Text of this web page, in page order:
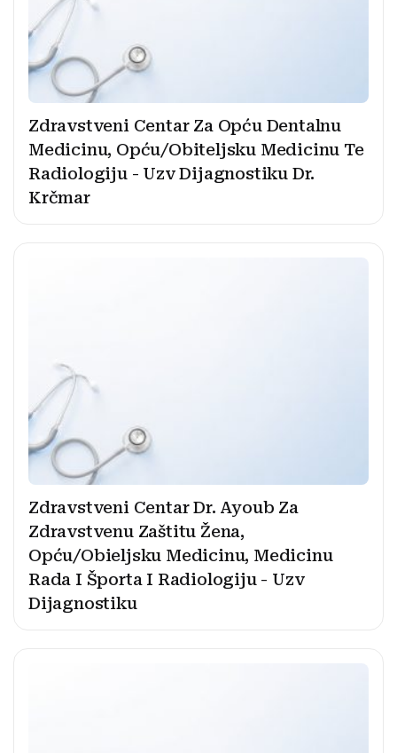
Zdravstveni Centar Za Opću Dentalnu
Medicinu, Opću/Obiteljsku Medicinu Te
Radiologiju - Uzv Dijagnostiku Dr.
Krčmar
Zdravstveni Centar Dr. Ayoub Za
Zdravstvenu Zaštitu Žena,
Opću/Obieljsku Medicinu, Medicinu
Rada I Športa I Radiologiju - Uzv
Dijagnostiku